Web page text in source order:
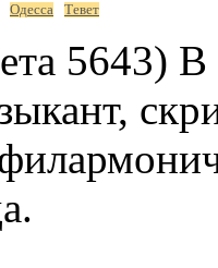
Одесса Тевет
5643) В